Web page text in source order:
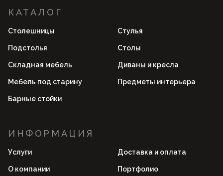
КАТАЛОГ
Столешницы Стулья
Подстолья Столы
Складная мебель Диваны и кресла
Мебель под старину Предметы интерьера
Барные стойки
ИНФОРМАЦИЯ
Услуги Доставка и оплата
О компании Портфолио